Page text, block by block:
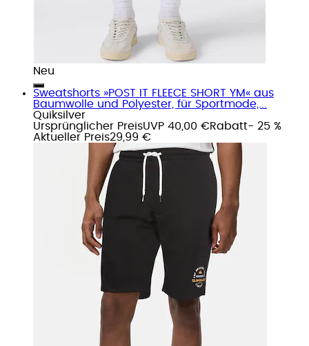
Neu
Sweatshorts »POST IT FLEECE SHORT YM« aus
Baumwolle und Polyester, für Sportmode,...
Quiksilver
Ursprünglicher PreisUVP 40,00 €Rabatt- 25 %
Aktueller Preis29,99 €